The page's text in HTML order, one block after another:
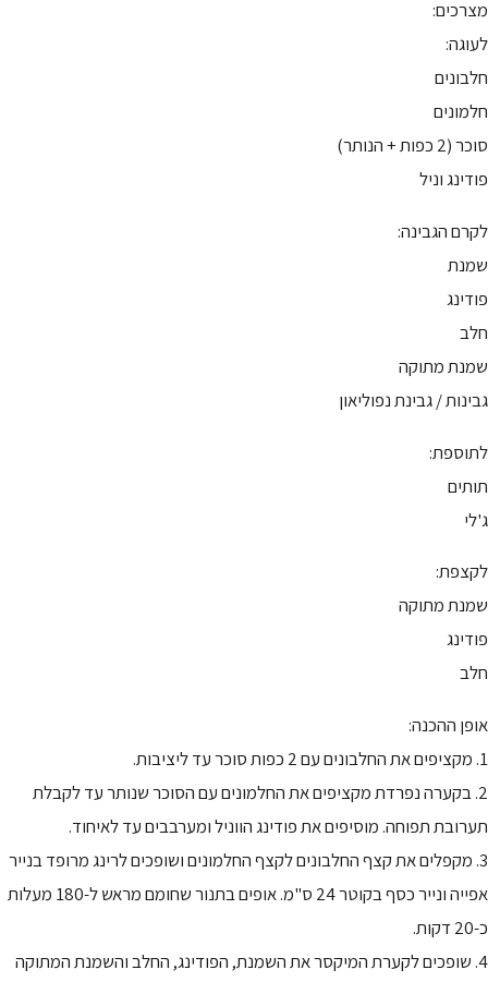
מצרכים:
לעוגה:
חלבונים
חלמונים
סוכר (2 כפות + הנותר)
פודינג וניל
לקרם הגבינה:
שמנת
פודינג
חלב
שמנת מתוקה
גבינות / גבינת נפוליאון
לתוספת:
תותים
ג'לי
לקצפת:
שמנת מתוקה
פודינג
חלב
אופן ההכנה:
1. מקציפים את החלבונים עם 2 כפות סוכר עד ליציבות.
2. בקערה נפרדת מקציפים את החלמונים עם הסוכר שנותר עד לקבלת
תערובת תפוחה. מוסיפים את פודינג הווניל ומערבבים עד לאיחוד.
3. מקפלים את קצף החלבונים לקצף החלמונים ושופכים לרינג מרופד בנייר
אפייה ונייר כסף בקוטר 24 ס"מ. אופים בתנור שחומם מראש ל-180 מעלות
כ-20 דקות.
4. שופכים לקערת המיקסר את השמנת, הפודינג, החלב והשמנת המתוקה